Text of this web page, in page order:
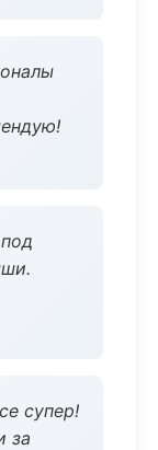
супер!
за